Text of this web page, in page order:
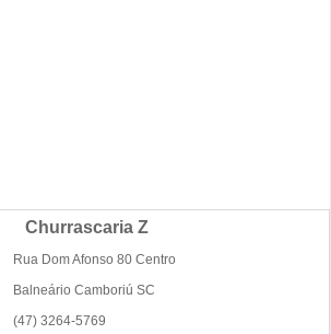
Churrascaria Z
Rua Dom Afonso 80 Centro
Balneário Camboriú SC
(47) 3264-5769